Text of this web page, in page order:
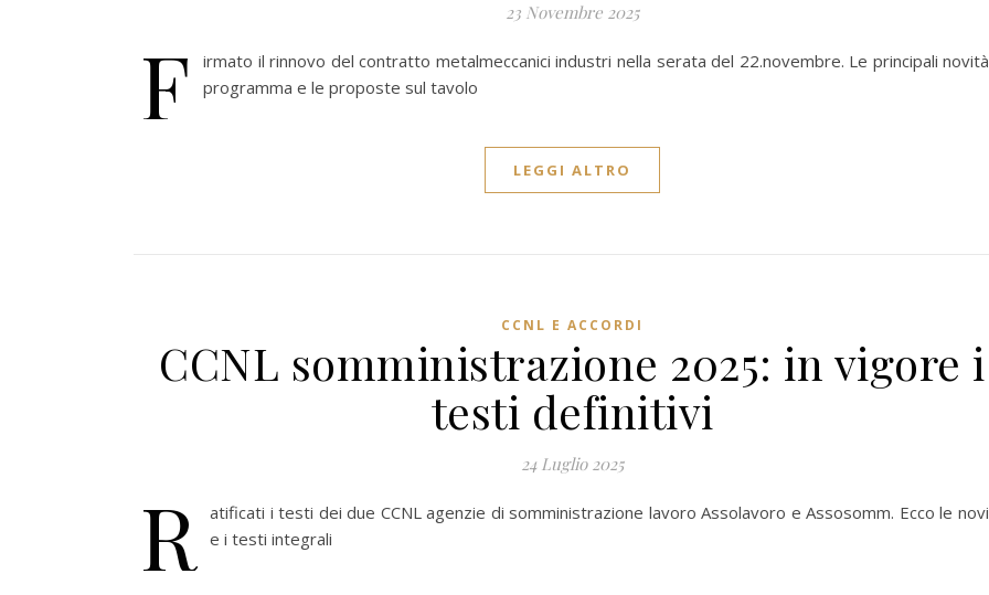
23 Novembre 2025
F
irmato il rinnovo del contratto metalmeccanici industri nella serata del 22.novembre. Le principali
programma e le proposte sul tavolo
LEGGI ALTRO
CCNL E ACCORDI
CCNL somministrazione 2025: in vigore i
testi definitivi
24 Luglio 2025
R atificati i testi dei due CCNL agenzie di somministrazione lavoro Assolavoro e Assosomm. Ecco le
e i testi integrali